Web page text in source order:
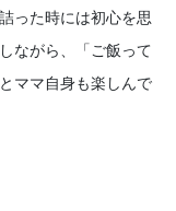
った時には初心を思
ながら、「ご飯って
ママ自身も楽しんで